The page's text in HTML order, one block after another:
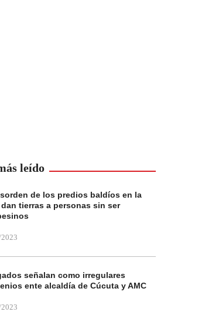
leído
de los predios baldíos en la
dan tierras a personas sin ser
señalan como irregulares
ente alcaldía de Cúcuta y AMC